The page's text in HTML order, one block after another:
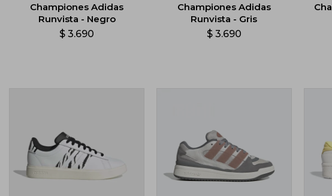
Championes Adidas
Runvista - Negro
$ 3.690
Championes Adidas
Runvista - Gris
$ 3.690